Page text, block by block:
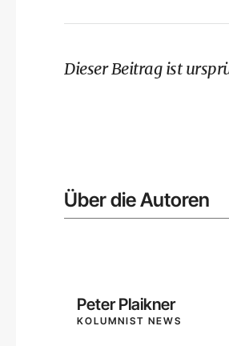
Dieser Beitrag ist
Über die Autoren
Peter Plaikner
KOLUMNIST NEWS